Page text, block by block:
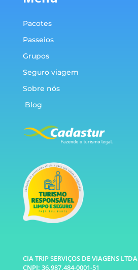
Pacotes
Passeios
Grupos
Seguro viagem
Sobre nós
Blog
CIA TRIP SERVIÇOS DE VIAGENS LTDA
CNPJ: 36.987.484-0001-51